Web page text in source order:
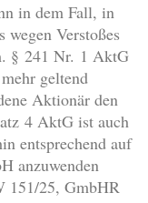
in dem Fall, in
wegen Verstoßes
§ 241 Nr. 1 AktG
geltend
Aktionär den
4 AktG ist auch
entsprechend auf
anzuwenden
151/25, GmbHR